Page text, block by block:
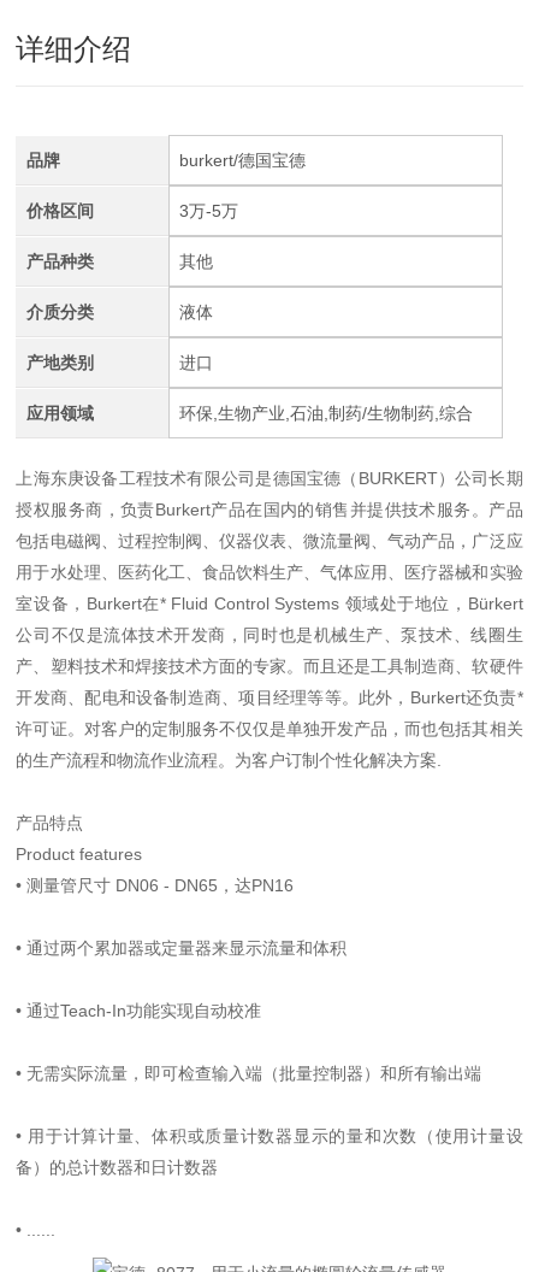
详细介绍
品牌 burkert/德国宝德
价格区间 3万-5万
产品种类 其他
介质分类 液体
产地类别 进口
应用领域 环保,生物产业,石油,制药/生物制药,综合
上海东庚设备工程技术有限公司是德国宝德（BURKERT）公司长期
授权服务商，负责Burkert产品在国内的销售并提供技术服务。产品
包括电磁阀、过程控制阀、仪器仪表、微流量阀、气动产品，广泛应
用于水处理、医药化工、食品饮料生产、气体应用、医疗器械和实验
室设备，Burkert在* Fluid Control Systems 领域处于地位，Bürkert
公司不仅是流体技术开发商，同时也是机械生产、泵技术、线圈生
产、塑料技术和焊接技术方面的专家。而且还是工具制造商、软硬件
开发商、配电和设备制造商、项目经理等等。此外，Burkert还负责*
许可证。对客户的定制服务不仅仅是单独开发产品，而也包括其相关
的生产流程和物流作业流程。为客户订制个性化解决方案.
产品特点
Product features
•测量管尺寸 DN06 - DN65，达PN16
•通过两个累加器或定量器来显示流量和体积
•通过Teach-In功能实现自动校准
•无需实际流量，即可检查输入端（批量控制器）和所有输出端
• 用于计算计量、体积或质量计数器显示的量和次数（使用计量设
备）的总计数器和日计数器
•